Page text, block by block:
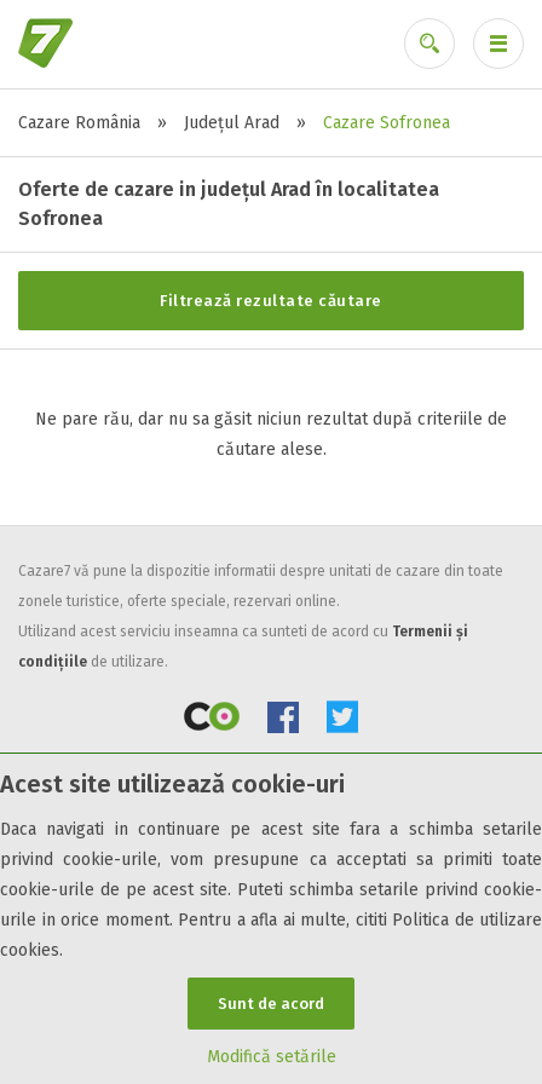
Acest site utilizează cookie-uri
Daca navigati in continuare pe acest site fara a schimba setarile
privind cookie-urile, vom presupune ca acceptati sa primiti toate
cookie-urile de pe acest site. Puteti schimba setarile privind cookie-
urile in orice moment. Pentru a afla ai multe, cititi Politica de utilizare
cookies.
Sunt de acord
Modifică setările
Cazare România » Județul Arad » Cazare Sofronea
Oferte de cazare in județul Arad în localitatea
Sofronea
Filtrează rezultate căutare
Stele / margarete
Neclasificat
1 stea / margareta
3 stele / margarete
4 stele / margarete
Selecteaza pretul
Facilități
Internet wireless
Parcare
All inclusive
Pensiune completa
Demipensiune
Mic dejun
Accepta animale
Accepta voucher vacanta
Acces persoane cu dizabilități
Ne pare rău, dar nu sa găsit niciun rezultat după criteriile de
căutare alese.
Cazare7 vă pune la dispozitie informatii despre unitati de cazare din toate
zonele turistice, oferte speciale, rezervari online.
Utilizand acest serviciu inseamna ca sunteti de acord cu Termenii și
condițiile de utilizare.
Obiective turistice Informații utile Parteneri Cazare7 Harta Cazare7